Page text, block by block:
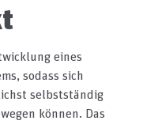
eines
sodass sich
selbstständig
können. Das